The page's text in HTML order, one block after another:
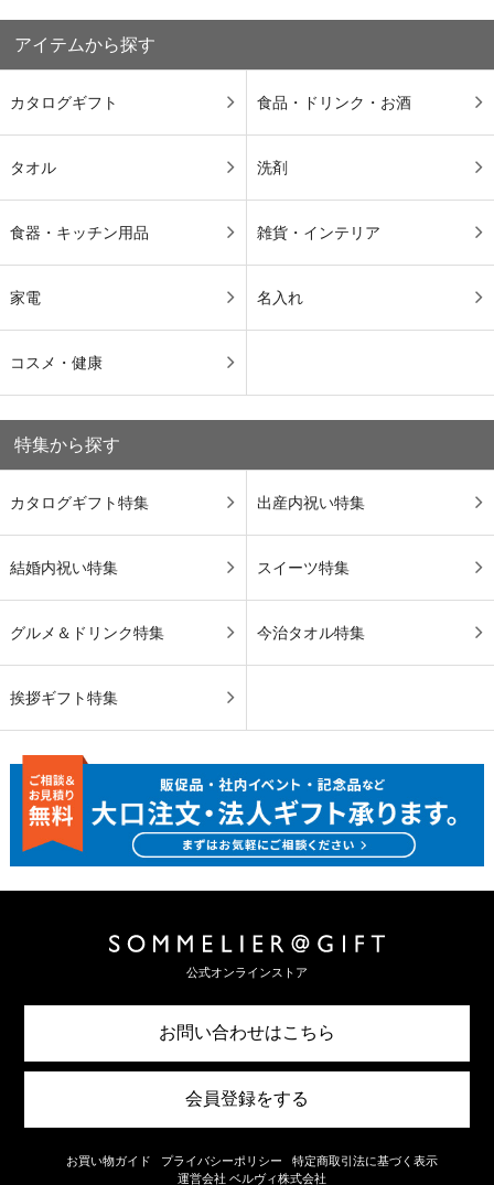
アイテムから探す
カタログギフト 食品・ドリンク・お酒
タオル 洗剤
食器・キッチン用品 雑貨・インテリア
家電 名入れ
コスメ・健康
特集から探す
カタログギフト特集 出産内祝い特集
結婚内祝い特集 スイーツ特集
グルメ＆ドリンク特集 今治タオル特集
挨拶ギフト特集
公式オンラインストア
お問い合わせはこちら
会員登録をする
お買い物ガイド プライバシーポリシー
特定商取引法に基づく表示
運営会社 ベルヴィ株式会社